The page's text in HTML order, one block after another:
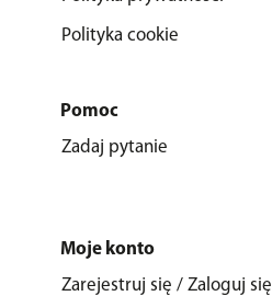
Polityka cookie
Pomoc
Zadaj pytanie
Moje konto
Zarejestruj się / Zaloguj się